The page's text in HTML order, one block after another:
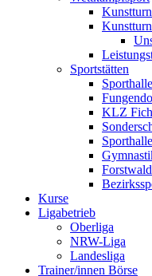
Sportstätten
KLZ
Forstwald
Kurse
Ligabetrieb
Oberliga
NRW-Liga
Landesliga
Trainer/innen Börse